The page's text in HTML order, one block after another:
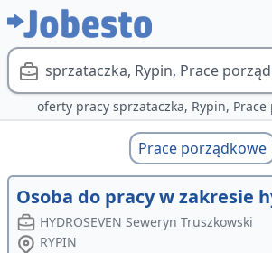
sprzataczka, Rypin, Prace
oferty pracy sprzataczka, Rypin, Prace
Prace porządkowe
Osoba do pracy w zakresie
HYDROSEVEN Seweryn Truszkowski
RYPIN